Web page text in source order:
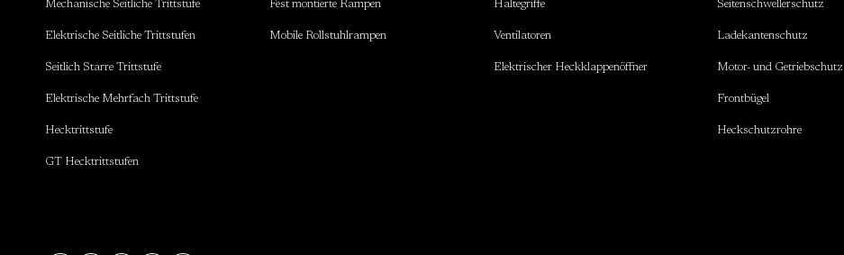
Mechanische Seitliche Trittstufe
Elektrische Seitliche Trittstufen
Seitlich Starre Trittstufe
Elektrische Mehrfach Trittstufe
Hecktrittstufe
GT Hecktrittstufen
Fest montierte Rampen
Mobile Rollstuhlrampen
Haltegriffe
Ventilatoren
Elektrischer Heckklappenöffner
Seitenschwellerschutz
Ladekantenschutz
Motor- und Getriebschutz
Frontbügel
Heckschutzrohre